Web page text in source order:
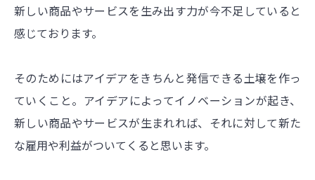
新しい商品やサービスを生み出す力が今不足していると
感じております。
そのためにはアイデアをきちんと発信できる土壌を作っ
ていくこと。アイデアによってイノベーションが起き、
新しい商品やサービスが生まれれば、それに対して新た
な雇用や利益がついてくると思います。